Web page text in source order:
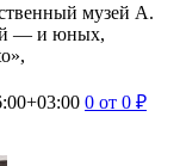
музей А.
— и юных,
0 от 0 ₽